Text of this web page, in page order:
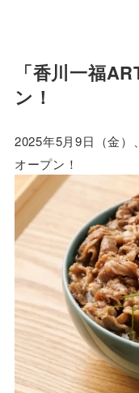
「香川一福
ン！
2025年5月9日（金）
オープン！